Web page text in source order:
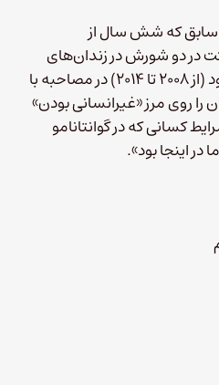
سابق که شش سال از
در دو شورش در زندان‌های
دیگر، در این زندان گذرانده بود (از ۲۰۰۸ تا ۲۰۱۴) در مصاحبه با
را روی مرز «غیرانسانی بودن»
کسانی که در گوانتانامو
در اینجا بود».